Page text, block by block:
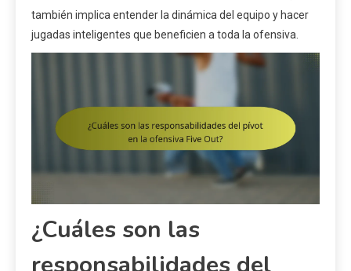
también implica entender la dinámica del equipo y hacer
jugadas inteligentes que beneficien a toda la ofensiva.
¿Cuáles son las